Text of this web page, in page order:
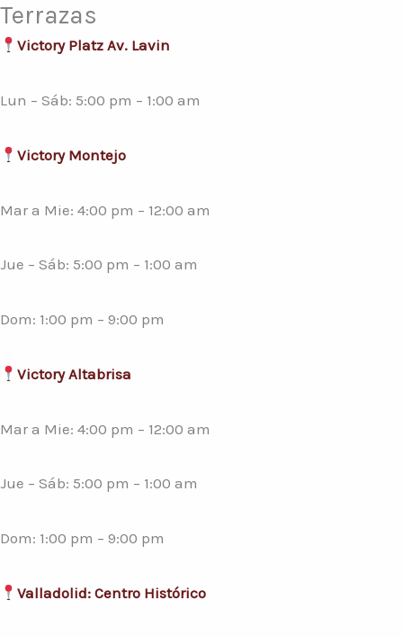
Terrazas
Victory Platz Av. Lavin
Lun – Sáb: 5:00 pm – 1:00 am
Victory Montejo
Mar a Mie: 4:00 pm – 12:00 am
Jue – Sáb: 5:00 pm – 1:00 am
Dom: 1:00 pm – 9:00 pm
Victory Altabrisa
Mar a Mie: 4:00 pm – 12:00 am
Jue – Sáb: 5:00 pm – 1:00 am
Dom: 1:00 pm – 9:00 pm
Valladolid: Centro Histórico